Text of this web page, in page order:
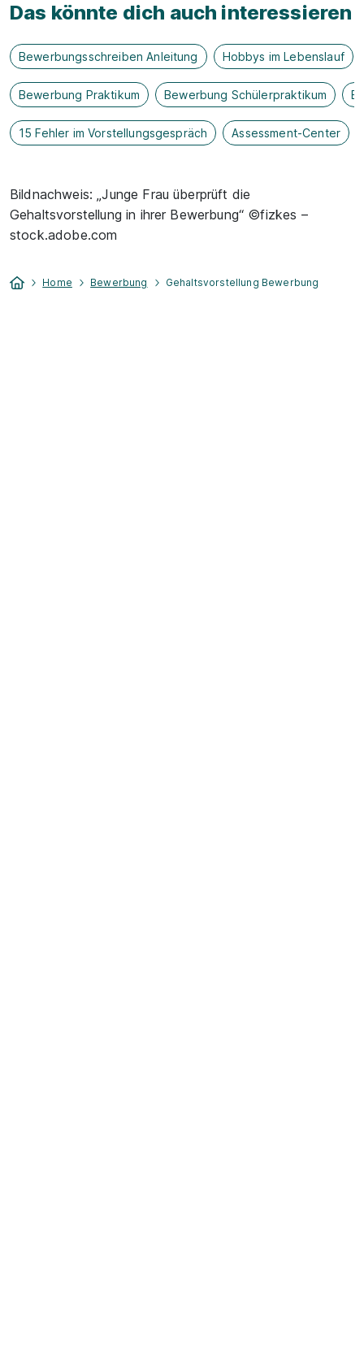
Das könnte dich auch interessieren
Bewerbungsschreiben Anleitung Hobbys im Lebenslauf
Bewerbung Praktikum Bewerbung Schülerpraktikum
15 Fehler im Vorstellungsgespräch Assessment-Center
Bildnachweis: „Junge Frau überprüft die
Gehaltsvorstellung in ihrer Bewerbung“ ©fizkes –
stock.adobe.com
Home Bewerbung Gehaltsvorstellung Bewerbung